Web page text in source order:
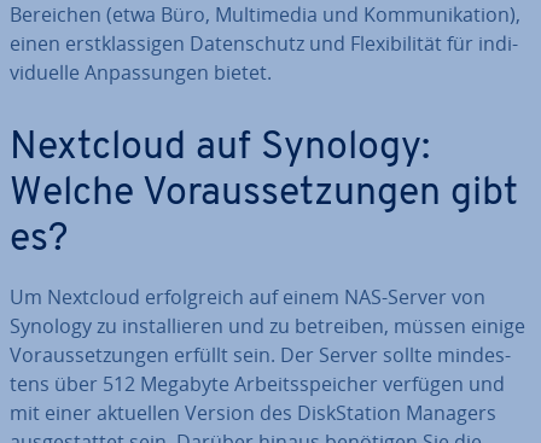
Bereichen (etwa Büro, Mul­ti­me­dia und Kom­mu­ni­ka­ti­on),
einen erst­klas­si­gen Da­ten­schutz und Fle­xi­bi­li­tät für in­di­
vi­du­el­le An­pas­sun­gen bietet.
Nextcloud auf Synology:
Welche Vor­aus­set­zun­gen gibt
es?
Um Nextcloud er­folg­reich auf einem NAS-Server von
Synology zu in­stal­lie­ren und zu betreiben, müssen einige
Vor­aus­set­zun­gen erfüllt sein. Der Server sollte min­des­
tens über 512 Megabyte Ar­beits­spei­cher verfügen und
mit einer aktuellen Version des Disk­Sta­ti­on Managers